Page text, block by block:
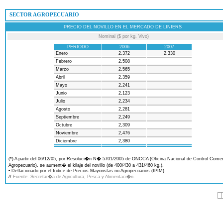
 SECTOR AGROPECUARIO
PRECIO DEL NOVILLO EN EL MERCADO DE LINIERS
Nominal ($ por kg. Vivo)
PERIODO 2006
2007
Enero
2,372
2,330
Febrero
2,508
Marzo
2,565
Abril
2,359
Mayo
2,241
Junio
2,123
Julio
2,234
Agosto
2,281
Septiembre
2,249
Octubre
2,309
Noviembre
2,476
Diciembre
2,380
(*) A partir del 06/12/05, por Resoluci�n N� 5701/2005 de ONCCA (Oficina Nacional de Control
Agropecuario), se aument� el kilaje del novillo (de 400/430 a 431/460 kg.).
• Deflacionado por el Indice de Precios Mayoristas no Agropecuarios (IPIM).
// Fuente: Secretar�a de Agricultura, Pesca y Alimentaci�n.